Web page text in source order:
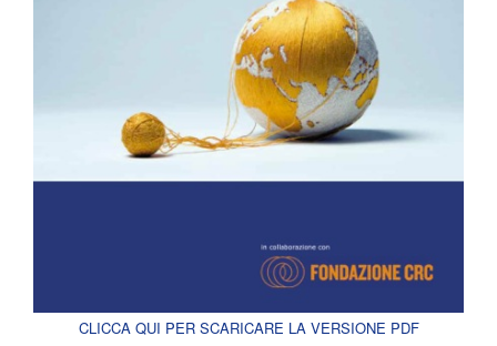
CLICCA QUI PER SCARICARE LA VERSIONE PDF